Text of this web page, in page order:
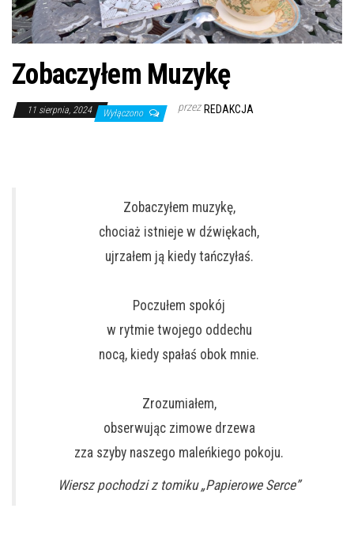
Zobaczyłem Muzykę
11 sierpnia, 2024 Wyłączono przez REDAKCJA
Zobaczyłem muzykę,
chociaż istnieje w dźwiękach,
ujrzałem ją kiedy tańczyłaś.
Poczułem spokój
w rytmie twojego oddechu
nocą, kiedy spałaś obok mnie.
Zrozumiałem,
obserwując zimowe drzewa
zza szyby naszego maleńkiego pokoju.
Wiersz pochodzi z tomiku „Papierowe Serce”